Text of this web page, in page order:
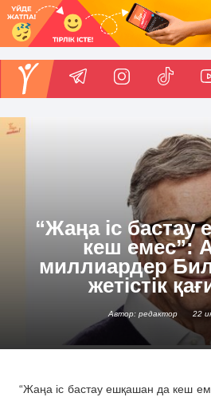
“Жаңа іс бастау
кеш емес”:
миллиардер
жетістік
Автор: редактор 22
“Жаңа іс бастау ешқашан да кеш